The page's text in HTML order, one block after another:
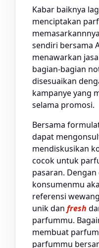
Kabar baiknya
menciptakan
sendiri bersama
menawarkan
bagian-bagian
disesuaikan
kampanye yang
selama promosi.
Bersama
dapat
mendiskusikan
cocok untuk
pasaran.
konsumenmu
referensi
unik dan fresh
parfummu.
membuat parfum
parfummu